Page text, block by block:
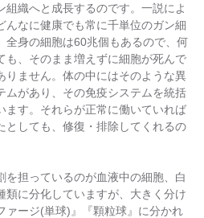
織へと成長するのです。一説によ
んなに健康でも常に千単位のガン細
全身の細胞は60兆個もあるので、何
も、そのまま増えずに細胞が死んで
りません。体の中にはそのような異
ムがあり、その免疫システムを統括
ます。それらが正常に働いていれば
としても、修復・排除してくれるの
を担っているのが血液中の細胞、白
類に分化していますが、大きく分け
ァージ(単球)』『顆粒球』に分かれ